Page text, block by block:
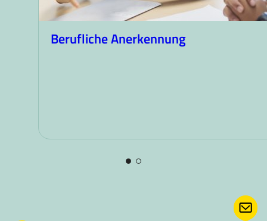
Berufliche Anerkennung